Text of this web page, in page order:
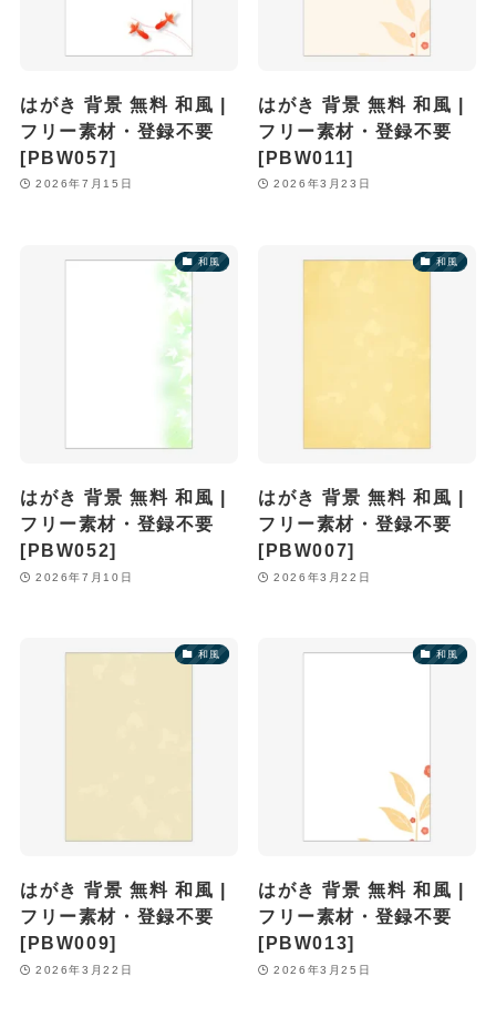
はがき 背景 無料 和風 |
フリー素材・登録不要
[PBW057]
2026年7月15日
はがき 背景 無料 和風 |
フリー素材・登録不要
[PBW011]
2026年3月23日
和風
はがき 背景 無料 和風 |
フリー素材・登録不要
[PBW052]
2026年7月10日
和風
はがき 背景 無料 和風 |
フリー素材・登録不要
[PBW007]
2026年3月22日
和風
はがき 背景 無料 和風 |
フリー素材・登録不要
[PBW009]
2026年3月22日
和風
はがき 背景 無料 和風 |
フリー素材・登録不要
[PBW013]
2026年3月25日